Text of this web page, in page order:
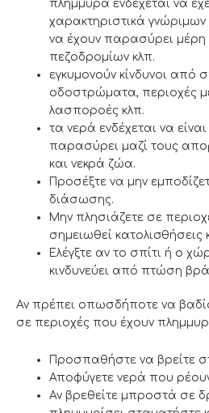
πλημμύρα ενδέχεται να
χαρακτηριστικά
να έχουν παρασύρει
πεζοδρομίων κλπ.
εγκυμονούν κίνδυνοι από
οδοστρώματα, περιοχές με
λασποροές κλπ.
τα νερά ενδέχεται να
παρασύρει μαζί τους
και νεκρά ζώα.
Προσέξτε να μην
διάσωσης.
Μην πλησιάζετε σε
σημειωθεί
Ελέγξτε αν το σπίτι ή ο
κινδυνεύει από πτώση
Αν πρέπει οπωσδήποτε να
σε περιοχές που έχουν
Προσπαθήστε να βρείτε
Αποφύγετε νερά που
Αν βρεθείτε μπροστά σε